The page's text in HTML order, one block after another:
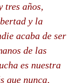
tres años,
y la
acaba de ser
de las
es nuestra
que nunca,